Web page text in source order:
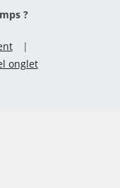
?
|
onglet